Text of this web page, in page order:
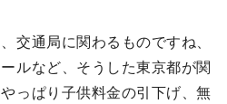
交通局に関わるものですね、
ルなど、そうした東京都が関
っぱり子供料金の引下げ、無